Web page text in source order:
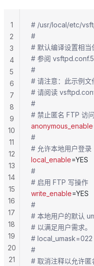
# /usr/local/etc/
#
# 默认编译设置相当
# 参阅 vsftpd.conf.5
#
# 请注意：此示例文
# 请阅读
#
# 禁止匿名 FTP 访问
anonymous_enable
#
# 允许本地用户登录
local_enable=YES
#
# 启用 FTP 写操作
write_enable=YES
#
# 本地用户的默认
# 以满足用户需求
# local_umask=022
#
# 取消注释以允许匿
1
2
3
4
5
6
7
8
9
10
11
12
13
14
15
16
17
18
19
20
21